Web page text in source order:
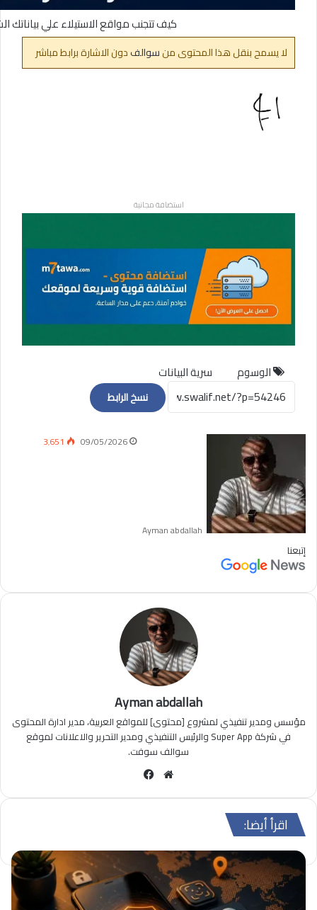
كيف تتجنب مواقع الاستيلاء علي بياناتك
لا يسمح بنقل هذا المحتوى منسوالفدون الاشارة برابط مباشر
استضافة مجانية
الوسوم سرية البيانات
نسخ الرابط
Ayman abdallah
09/05/2026 3٬651
إتبعنا
Ayman abdallah
مؤسس ومدير تنفيذي لمشروع [محتوى] للمواقع العربية، مدير ادارة المحتوى
في شركة Super App والرئيس التنفيذي ومدير التحرير والاعلانات لموقع
سوالف سوفت.
مو
اقرأ أيضا: